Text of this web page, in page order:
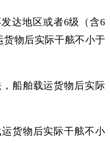
达地区或者6级（含6
物后实际干舷不小于
，船舶载运货物后实际
运货物后实际干舷不小